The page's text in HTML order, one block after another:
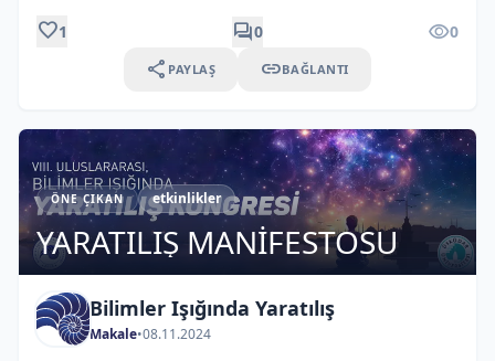
bilim adamı olmayı başardı. Prof. Dr. Nazıroğlu, ayrıca
favorite1 forum0 visibility0
share PAYLAŞ linkBAĞLANTI
ÖNE ÇIKAN etkinlikler
YARATILIŞ MANİFESTOSU
Bilimler Işığında Yaratılış
Makale•08.11.2024